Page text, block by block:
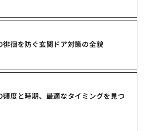
徘徊を防ぐ玄関ドア対策の全貌
頻度と時期、最適なタイミングを見つ